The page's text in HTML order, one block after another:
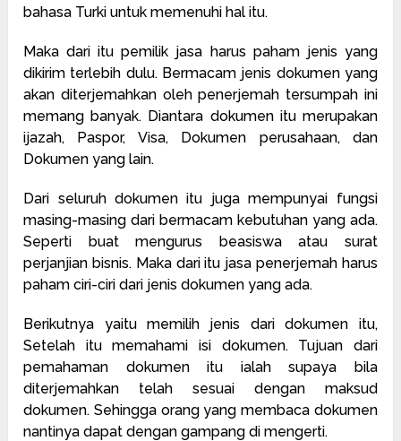
bahasa Turki untuk memenuhi hal itu.
Maka dari itu pemilik jasa harus paham jenis yang
dikirim terlebih dulu. Bermacam jenis dokumen yang
akan diterjemahkan oleh penerjemah tersumpah ini
memang banyak. Diantara dokumen itu merupakan
ijazah, Paspor, Visa, Dokumen perusahaan, dan
Dokumen yang lain.
Dari seluruh dokumen itu juga mempunyai fungsi
masing-masing dari bermacam kebutuhan yang ada.
Seperti buat mengurus beasiswa atau surat
perjanjian bisnis. Maka dari itu jasa penerjemah harus
paham ciri-ciri dari jenis dokumen yang ada.
Berikutnya yaitu memilih jenis dari dokumen itu,
Setelah itu memahami isi dokumen. Tujuan dari
pemahaman dokumen itu ialah supaya bila
diterjemahkan telah sesuai dengan maksud
dokumen. Sehingga orang yang membaca dokumen
nantinya dapat dengan gampang di mengerti.